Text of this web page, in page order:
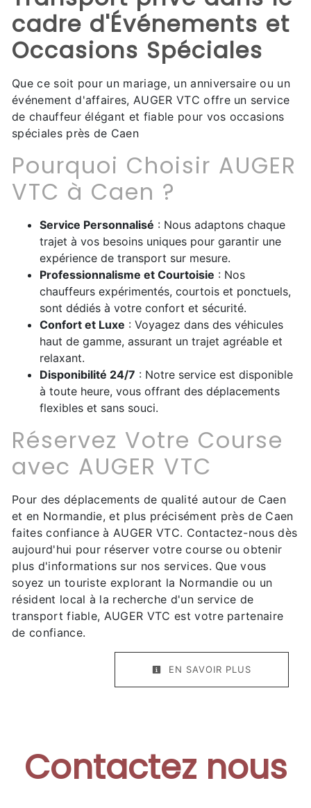
cadre d'Événements et
Occasions Spéciales
Que ce soit pour un mariage, un anniversaire ou un
événement d'affaires, AUGER VTC offre un service
de chauffeur élégant et fiable pour vos occasions
spéciales près de Caen
Pourquoi Choisir AUGER
VTC à Caen ?
Service Personnalisé : Nous adaptons chaque
trajet à vos besoins uniques pour garantir une
expérience de transport sur mesure.
Professionnalisme et Courtoisie : Nos
chauffeurs expérimentés, courtois et ponctuels,
sont dédiés à votre confort et sécurité.
Confort et Luxe : Voyagez dans des véhicules
haut de gamme, assurant un trajet agréable et
relaxant.
Disponibilité 24/7 : Notre service est disponible
à toute heure, vous offrant des déplacements
flexibles et sans souci.
Réservez Votre Course
avec AUGER VTC
Pour des déplacements de qualité autour de Caen
et en Normandie, et plus précisément près de Caen
faites confiance à AUGER VTC. Contactez-nous dès
aujourd'hui pour réserver votre course ou obtenir
plus d'informations sur nos services. Que vous
soyez un touriste explorant la Normandie ou un
résident local à la recherche d'un service de
transport fiable, AUGER VTC est votre partenaire
de confiance.
EN SAVOIR PLUS
Contactez nous